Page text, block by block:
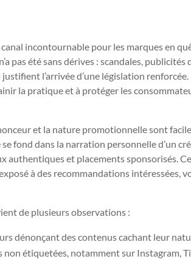
canal incontournable pour les marques en
pas été sans dérives : scandales, publicités
l’arrivée d’une législation
la pratique et à protéger les
et la nature promotionnelle sont
fond dans la narration personnelle d’un
authentiques et placements sponsorisés.
à des recommandations intéressées,
de plusieurs observations :
dénonçant des contenus cachant leur
étiquetées, notamment sur Instagram,